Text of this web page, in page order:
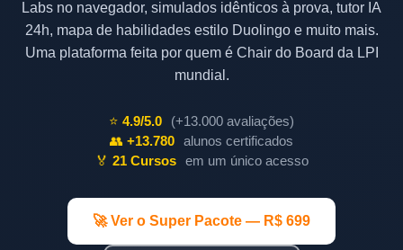
Labs no navegador, simulados idênticos à prova, tutor IA
24h, mapa de habilidades estilo Duolingo e muito mais.
Uma plataforma feita por quem é Chair do Board da LPI
mundial.
⭐ 4.9/5.0
(+13.000 avaliações)
👥 +13.780 alunos certificados
🏅 21 Cursos em um único acesso
🚀 Ver o Super Pacote — R$ 699